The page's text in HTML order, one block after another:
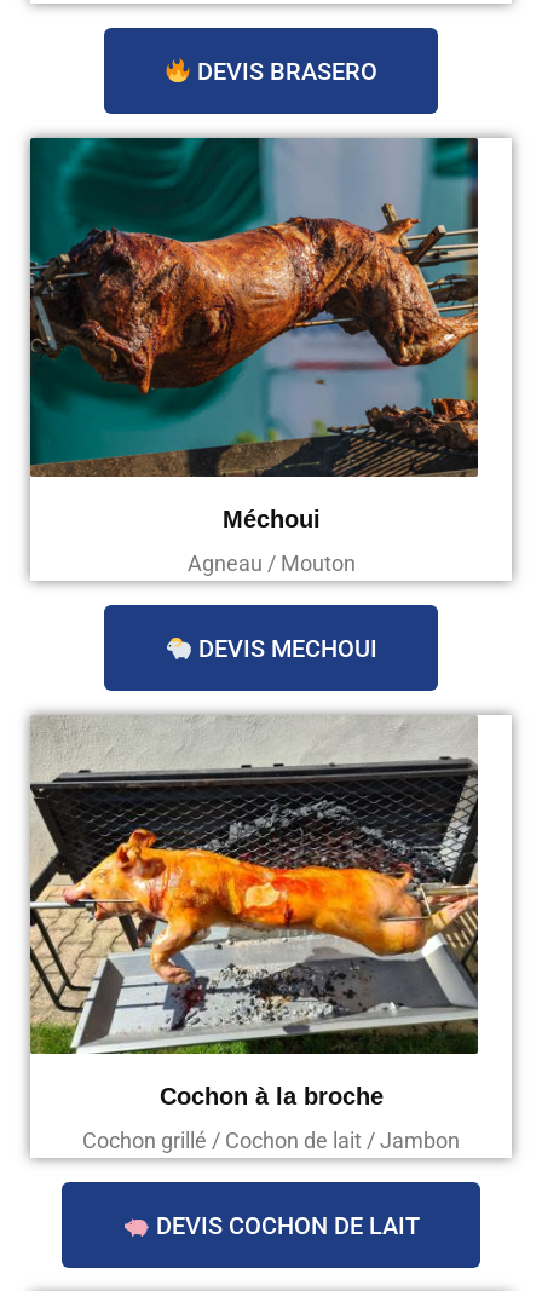
DEVIS BRASERO
Méchoui
Agneau / Mouton
DEVIS MECHOUI
Cochon à la broche
Cochon grillé / Cochon de lait / Jambon
DEVIS COCHON DE LAIT